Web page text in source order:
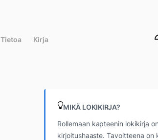
Tietoa Kirja
MIKÄ LOKIKIRJA?
Rollemaan kapteenin lokikirja
kirjoitushaaste. Tavoitteena